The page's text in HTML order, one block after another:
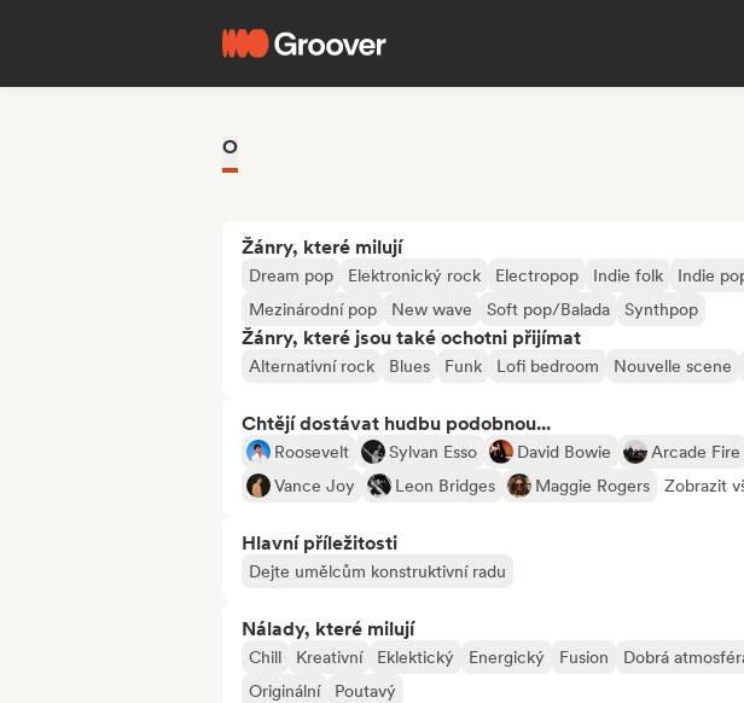
O
Žánry, které milují
Dream pop Elektronický rock Electropop Indie folk Indie
Mezinárodní pop
New wave Soft pop/Balada Synthpop
Žánry, které jsou také ochotni přijímat
Alternativní rock Blues Funk Lofi bedroom Nouvelle scene
Chtějí dostávat hudbu podobnou...
Roosevelt Sylvan Esso David Bowie Arcade Fire
Vance Joy
Leon Bridges Maggie Rogers Zobrazit
Hlavní příležitosti
Dejte umělcům konstruktivní radu
Nálady, které milují
Chill Kreativní Eklektický Energický Fusion Dobrá
Originální
Poutavý